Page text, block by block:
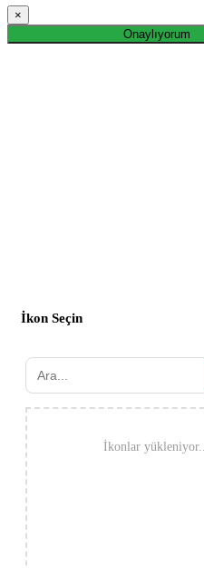
×
Onaylıyorum
İkon Seçin
İkonlar yükleniyor...